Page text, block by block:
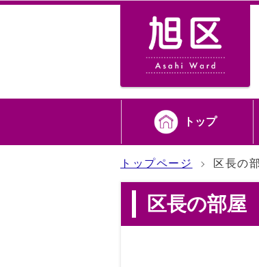
トップ
トップページ 区長の
区長の部屋